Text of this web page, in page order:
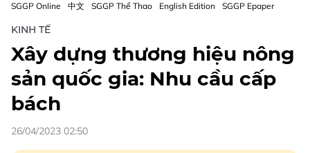
SGGP Online 中文 SGGP Thể Thao English Edition SGGP Epaper
KINH TẾ
Xây dựng thương hiệu nông
sản quốc gia: Nhu cầu cấp
bách
26/04/2023 02:50